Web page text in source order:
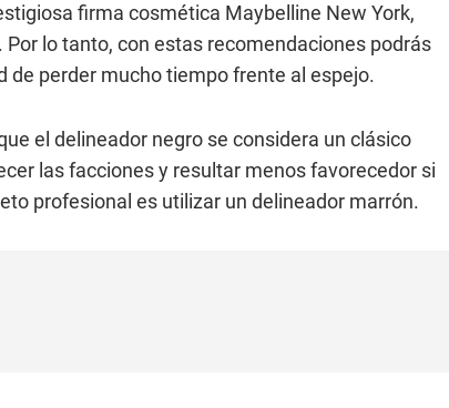
firma cosmética Maybelline New York,
lo tanto, con estas recomendaciones podrás
de perder mucho tiempo frente al espejo.
el delineador negro se considera un clásico
las facciones y resultar menos favorecedor si
profesional es utilizar un delineador marrón.